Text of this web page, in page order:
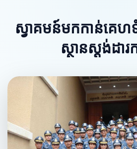
ស្វាគមន៍មកកាន់គេហ
ស្ថានស្តង់ដារ